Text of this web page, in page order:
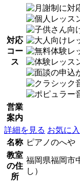
対応
コー
ス
営業
案内
詳細を見る お気に
名称 ピアノのへ
教室
の住
所
福岡県福岡市
し）